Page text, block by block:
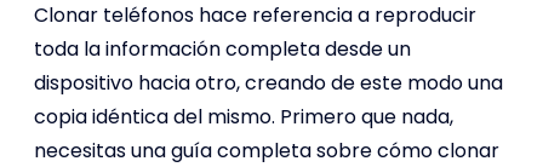
Clonar teléfonos hace referencia a reproducir
toda la información completa desde un
dispositivo hacia otro, creando de este modo una
copia idéntica del mismo. Primero que nada,
necesitas una guía completa sobre cómo clonar